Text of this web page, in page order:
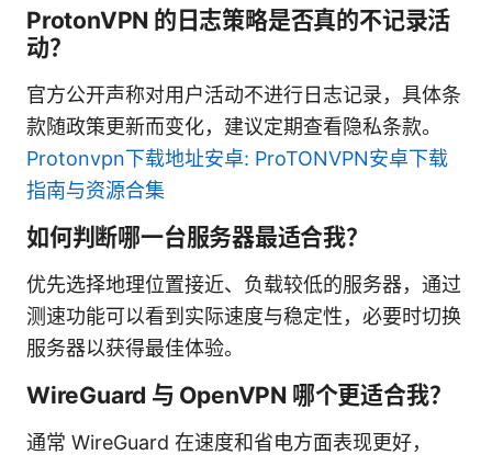
ProtonVPN 的日志策略是否真的不记录活
动？
官方公开声称对用户活动不进行日志记录，具体条
款随政策更新而变化，建议定期查看隐私条款。
Protonvpn下载地址安卓: ProTONVPN安卓下载
指南与资源合集
如何判断哪一台服务器最适合我？
优先选择地理位置接近、负载较低的服务器，通过
测速功能可以看到实际速度与稳定性，必要时切换
服务器以获得最佳体验。
WireGuard 与 OpenVPN 哪个更适合我？
通常 WireGuard 在速度和省电方面表现更好，